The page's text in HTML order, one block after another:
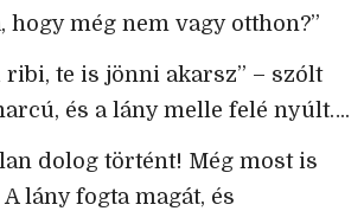
hogy még nem vagy otthon?”
ribi, te is jönni akarsz” – szólt
és a lány melle felé nyúlt….
dolog történt! Még most is
lány fogta magát, és